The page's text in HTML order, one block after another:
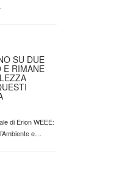
SU DUE
E RIMANE
di Erion WEEE:
e…